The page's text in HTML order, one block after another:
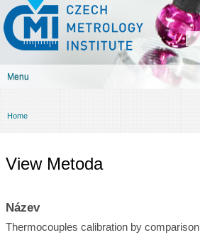
content
Czech
metrology
institute
Menu
You are here
Home
View Metoda
Název
Thermocouples calibration by comparison